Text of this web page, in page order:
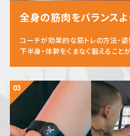
全身の筋肉をバランスよ
コーチが効果的な筋トレの方法・姿
下半身・体幹をくまなく鍛えること
03